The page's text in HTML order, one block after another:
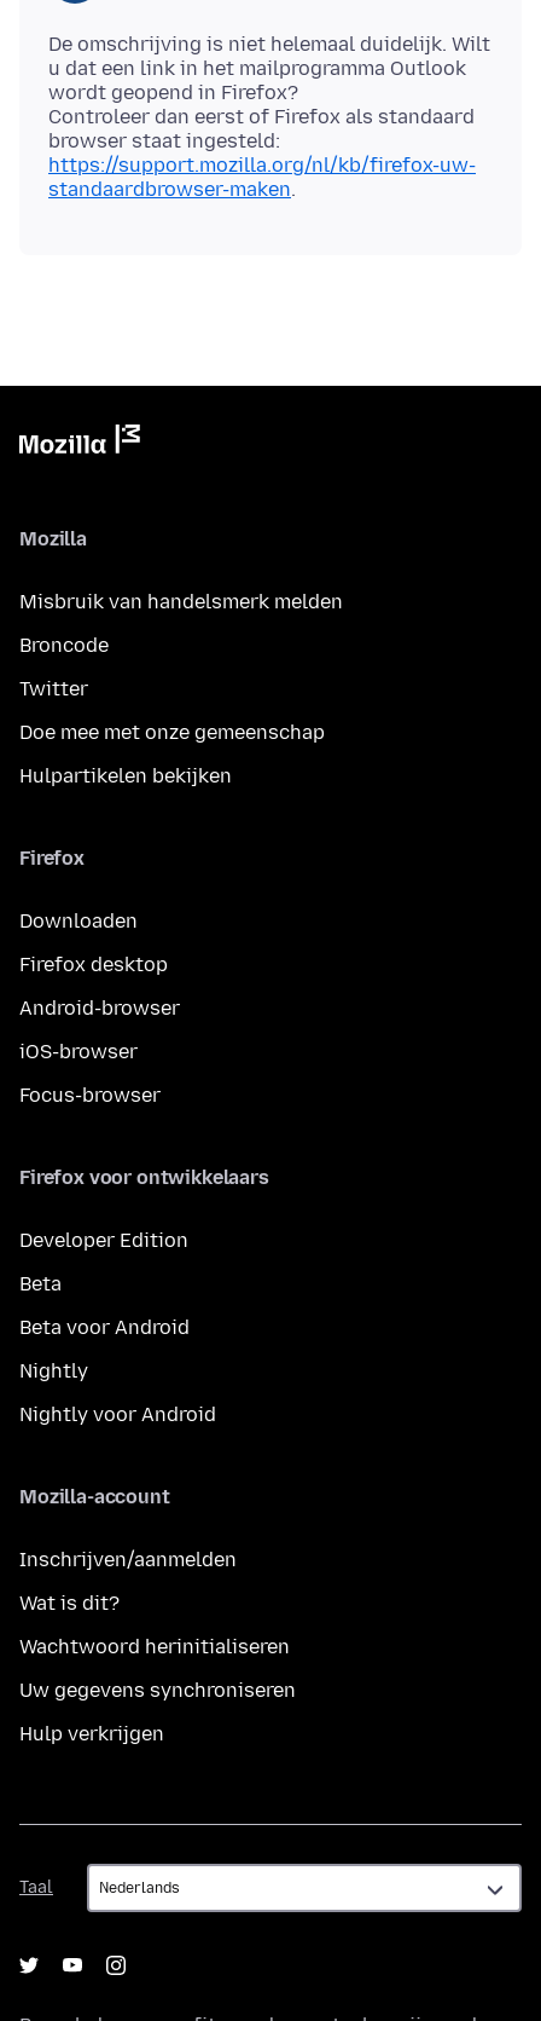
De omschrijving is niet helemaal duidelijk. Wilt
u dat een link in het mailprogramma Outlook
wordt geopend in Firefox?
Controleer dan eerst of Firefox als standaard
browser staat ingesteld:
https://support.mozilla.org/nl/kb/firefox-uw-
standaardbrowser-maken
Mozilla
Misbruik van handelsmerk melden
Broncode
Twitter
Doe mee met onze gemeenschap
Hulpartikelen bekijken
Firefox
Downloaden
Firefox desktop
Android-browser
iOS-browser
Focus-browser
Firefox voor ontwikkelaars
Developer Edition
Beta
Beta voor Android
Nightly
Nightly voor Android
Mozilla-account
Inschrijven/aanmelden
Wat is dit?
Wachtwoord herinitialiseren
Uw gegevens synchroniseren
Hulp verkrijgen
Taal
Taal